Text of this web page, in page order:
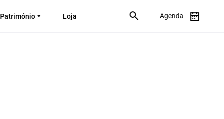
Património Loja Agenda